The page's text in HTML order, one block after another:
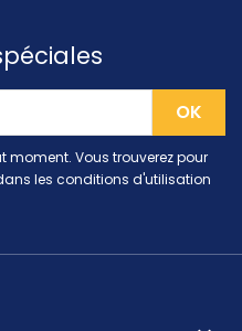
moment. Vous trouverez pour
les conditions d'utilisation